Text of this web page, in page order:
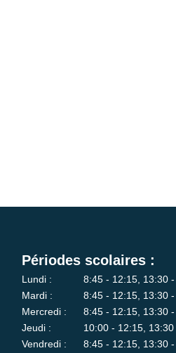
Périodes scolaires :
Lundi :
8:45 - 12:15, 13:30
Mardi :
8:45 - 12:15, 13:30
Mercredi :
8:45 - 12:15, 13:30
Jeudi :
10:00 - 12:15,
Vendredi :
8:45 - 12:15, 13:30